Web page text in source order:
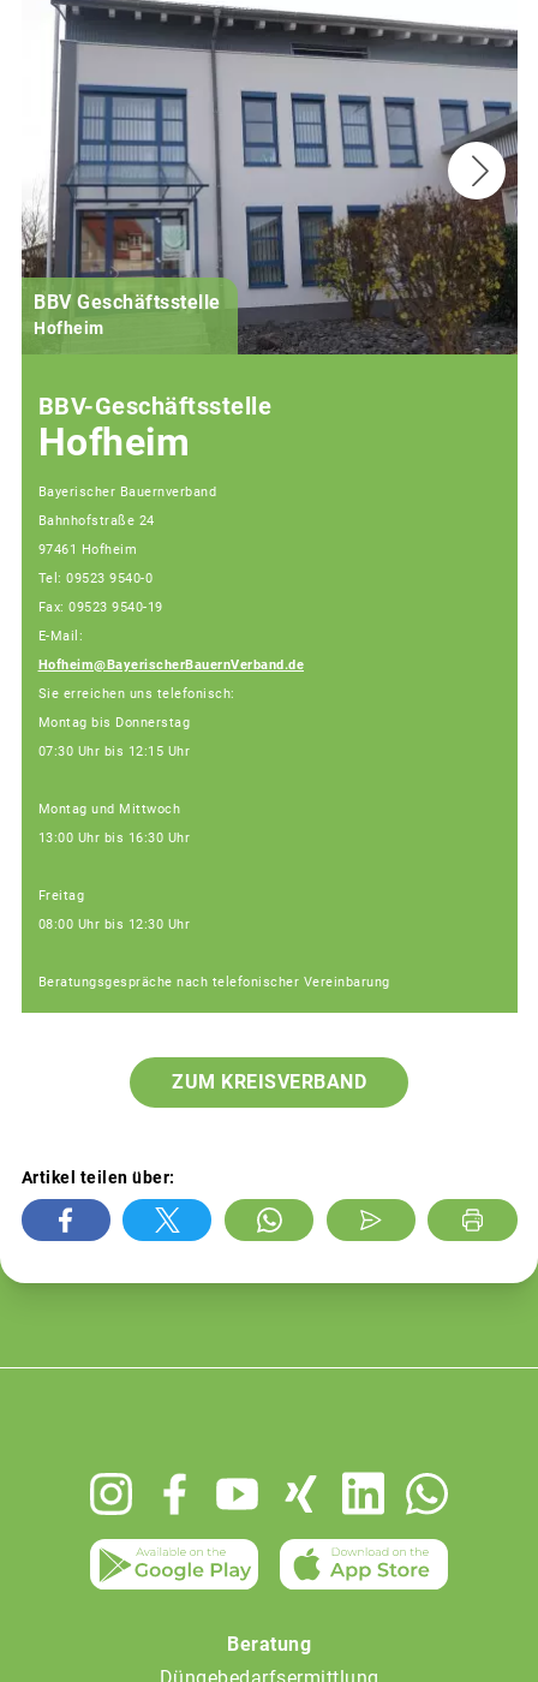
BBV Geschäftsstelle
Hofheim
BBV-Geschäftsstelle
Hofheim
Bayerischer Bauernverband
Bahnhofstraße 24
97461 Hofheim
Tel: 09523 9540-0
Fax: 09523 9540-19
E-Mail:
Hofheim@BayerischerBauernVerband.de
Sie erreichen uns telefonisch:
Montag bis Donnerstag
07:30 Uhr bis 12:15 Uhr
Montag und Mittwoch
13:00 Uhr bis 16:30 Uhr
Freitag
08:00 Uhr bis 12:30 Uhr
Beratungsgespräche nach telefonischer Vereinbarung
ZUM KREISVERBAND
Artikel teilen über:
Beratung